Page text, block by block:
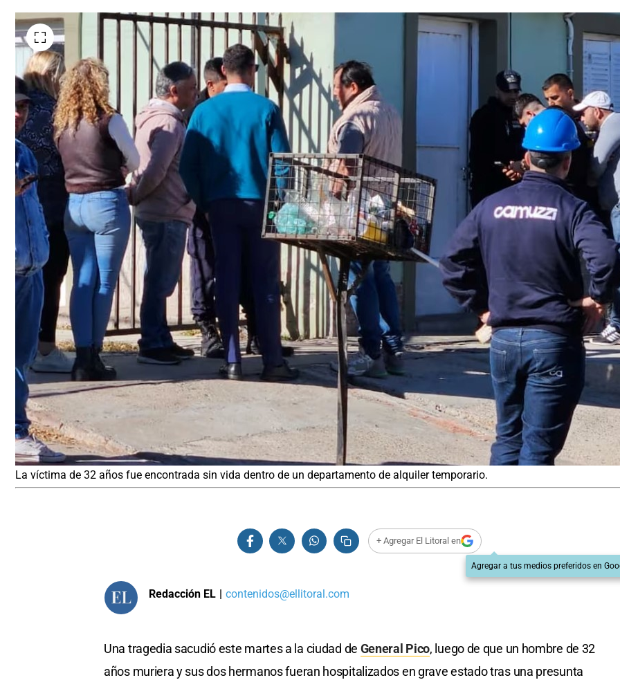
La víctima de 32 años fue encontrada sin vida dentro de un departamento de alquiler temporario.
+ Agregar El Litoral en
Agregar a tus medios preferidos en
Redacción EL | contenidos@ellitoral.com
Una tragedia sacudió este martes a la ciudad de General Pico, luego de que un hombre de 32
años muriera y sus dos hermanos fueran hospitalizados en grave estado tras una presunta